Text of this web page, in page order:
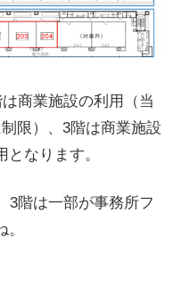
商業施設の利用（当
限）、3階は商業施設
なります。
3階は一部が事務所フ